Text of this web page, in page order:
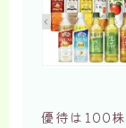
優待は100